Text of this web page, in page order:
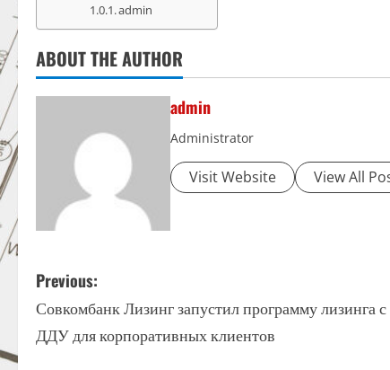
admin
ABOUT THE AUTHOR
admin
Administrator
Visit Website View All
P
o
Previous:
Совкомбанк Лизинг запустил программу лизинга с
ДДУ для корпоративных клиентов